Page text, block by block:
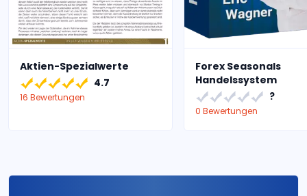
Aktien-Spezialwerte
4.7
16 Bewertungen
Forex Seasonals
Handelssystem
?
0 Bewertungen